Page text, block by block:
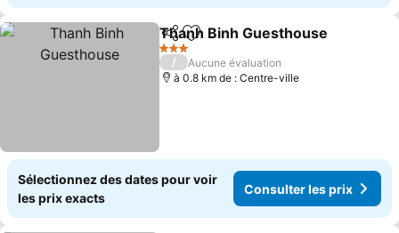
PartagerAjouter à mes favoris
Thanh Binh Guesthouse
3 Étoiles
/
Aucune évaluation
à 0.8 km de : Centre-ville
Sélectionnez des dates pour voir
les prix exacts
Consulter les prix